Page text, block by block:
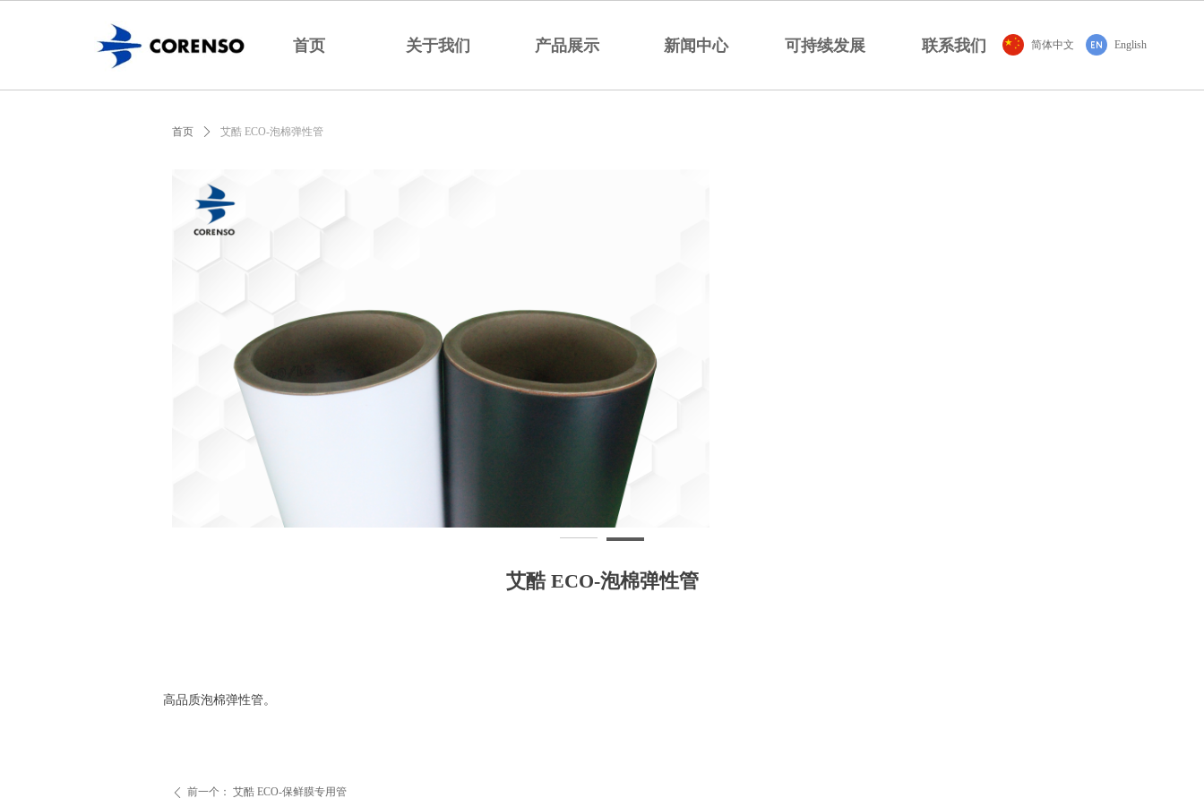
首页 关于我们 产品展示 新闻中心 可持续发展 联系我们 简体中文 English
首页 ꄲ 艾酷 ECO-泡棉弹性管
艾酷 ECO-泡棉弹性管
ꄴ 前一个： 艾酷 ECO-保鲜膜专用管
高品质泡棉弹性管。